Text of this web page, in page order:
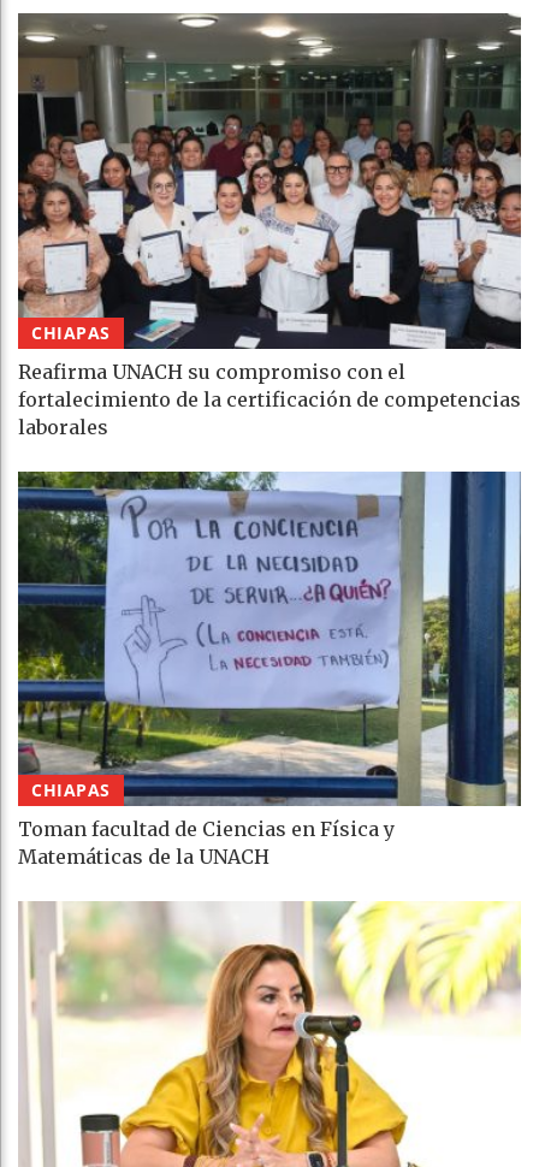
CHIAPAS
Reafirma UNACH su compromiso con el
fortalecimiento de la certificación de competencias
laborales
CHIAPAS
Toman facultad de Ciencias en Física y
Matemáticas de la UNACH